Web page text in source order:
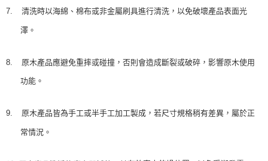
7. 清洗時以海綿、 棉布或非金屬刷具進行清洗，以免破壞產品表面光
澤。
8. 原木產品應避免重摔或碰撞，否則會造成斷裂或破碎，影響原木使用
功能。
9. 原木產品皆為手工或半手工加工製成，若尺寸規格稍有差異，屬於正
常情況。